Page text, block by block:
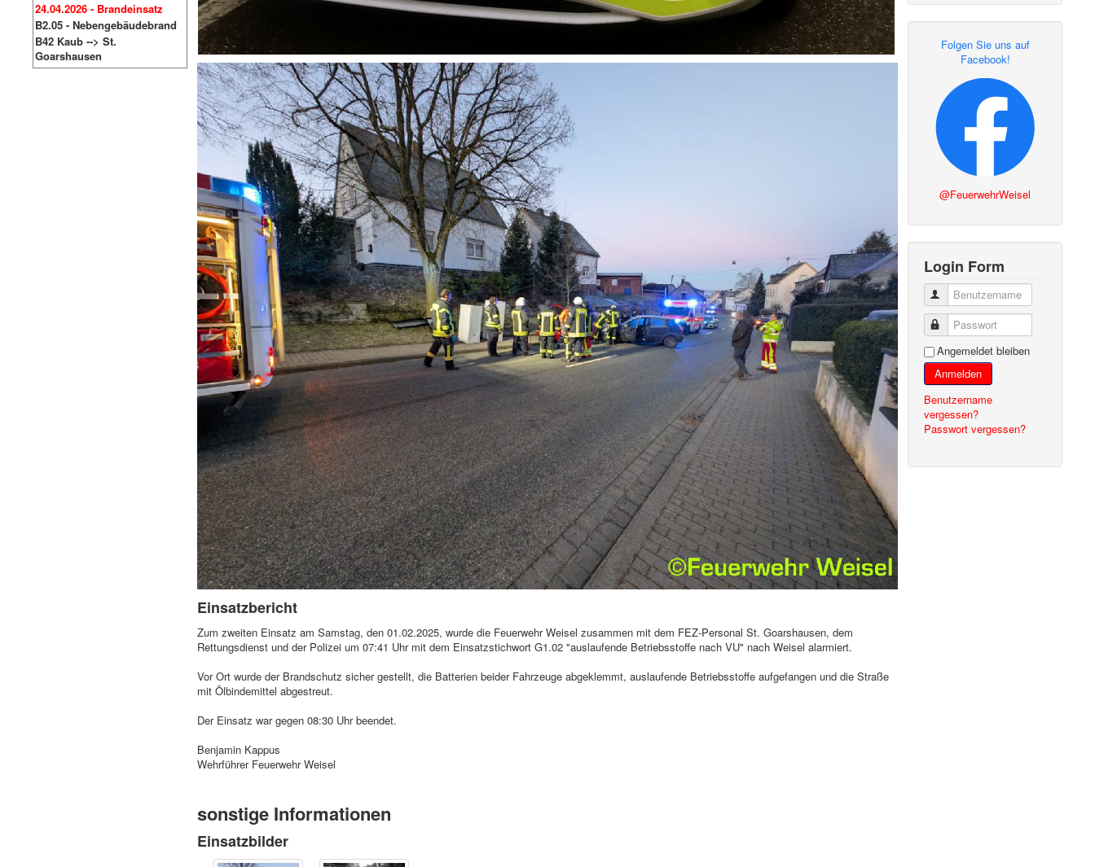
24.04.2026 - Brandeinsatz
B2.05 - Nebengebäudebrand
B42 Kaub --> St.
Goarshausen
Einsatzbericht
Zum zweiten Einsatz am Samstag, den 01.02.2025, wurde die Feuerwehr Weisel zusammen mit dem FEZ-Personal St. Goarshausen, dem
Rettungsdienst und der Polizei um 07:41 Uhr mit dem Einsatzstichwort G1.02 "auslaufende Betriebsstoffe nach VU" nach Weisel alarmiert.
Vor Ort wurde der Brandschutz sicher gestellt, die Batterien beider Fahrzeuge abgeklemmt, auslaufende Betriebsstoffe aufgefangen und die Straße
mit Ölbindemittel abgestreut.
Der Einsatz war gegen 08:30 Uhr beendet.
Benjamin Kappus
Wehrführer Feuerwehr Weisel
sonstige Informationen
Einsatzbilder
Folgen Sie uns auf
Facebook!
@FeuerwehrWeisel
Login Form
Benutzername
Passwort
Angemeldet bleiben
Anmelden
Benutzername
vergessen?
Passwort vergessen?